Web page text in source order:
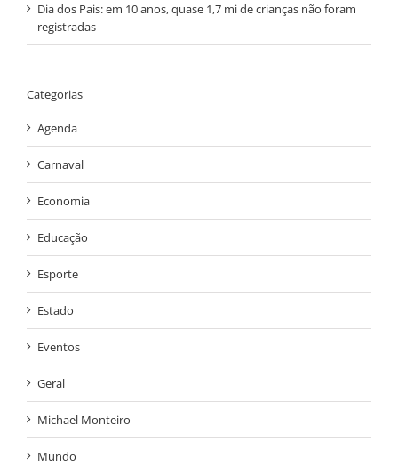
Dia dos Pais: em 10 anos, quase 1,7 mi de crianças não foram
registradas
Categorias
Agenda
Carnaval
Economia
Educação
Esporte
Estado
Eventos
Geral
Michael Monteiro
Mundo